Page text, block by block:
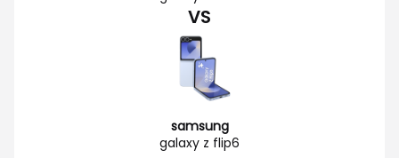
VS
samsung
galaxy z flip6